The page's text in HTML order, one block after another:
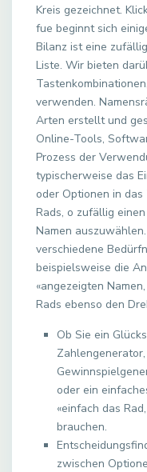
Kreis gezeichnet.
fue beginnt sich
Bilanz ist eine
Liste. Wir bieten
verwenden.
Arten erstellt und
Online-Tools,
Prozess der
typischerweise das
oder Optionen in
Rads, o zufällig
Namen
verschiedene
beispielsweise die
«angezeigten
Rads ebenso den
Ob Sie ein
oder ein
«einfach das
brauchen.
zwischen